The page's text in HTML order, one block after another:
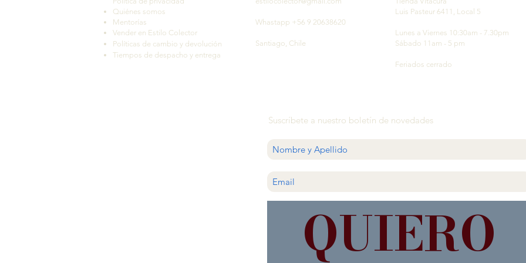
Quiénes somos
Mentorías
Vender en Estilo Colector
Políticas de cambio y devolución
Tiempos de despacho y entrega
Whastapp +56 9 20638620
Santiago, Chile
Luis Pasteur 6411, Local 5
Lunes a Viernes 10:30am - 7.30pm
Sábado 11am - 5 pm
Feriados cerrado
Suscríbete a nuestro boletín de novedades
QUIERO